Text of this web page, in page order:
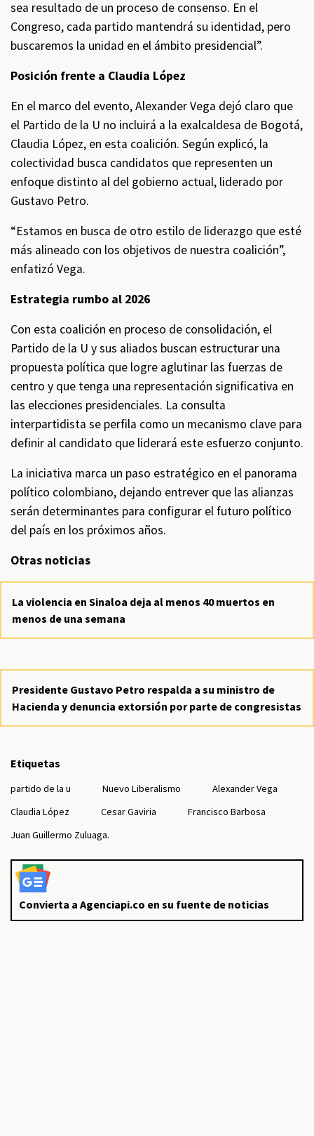
sea resultado de un proceso de consenso. En el
Congreso, cada partido mantendrá su identidad, pero
buscaremos la unidad en el ámbito presidencial”.
Posición frente a Claudia López
En el marco del evento, Alexander Vega dejó claro que
el Partido de la U no incluirá a la exalcaldesa de Bogotá,
Claudia López, en esta coalición. Según explicó, la
colectividad busca candidatos que representen un
enfoque distinto al del gobierno actual, liderado por
Gustavo Petro.
“Estamos en busca de otro estilo de liderazgo que esté
más alineado con los objetivos de nuestra coalición”,
enfatizó Vega.
Estrategia rumbo al 2026
Con esta coalición en proceso de consolidación, el
Partido de la U y sus aliados buscan estructurar una
propuesta política que logre aglutinar las fuerzas de
centro y que tenga una representación significativa en
las elecciones presidenciales. La consulta
interpartidista se perfila como un mecanismo clave para
definir al candidato que liderará este esfuerzo conjunto.
La iniciativa marca un paso estratégico en el panorama
político colombiano, dejando entrever que las alianzas
serán determinantes para configurar el futuro político
del país en los próximos años.
Otras noticias
La violencia en Sinaloa deja al menos 40 muertos en
menos de una semana
Presidente Gustavo Petro respalda a su ministro de
Hacienda y denuncia extorsión por parte de congresistas
Etiquetas
partido de la u Nuevo Liberalismo
Alexander Vega
Claudia López
Cesar Gaviria
Francisco Barbosa
Juan Guillermo Zuluaga.
Convierta a Agenciapi.co en su fuente de noticias